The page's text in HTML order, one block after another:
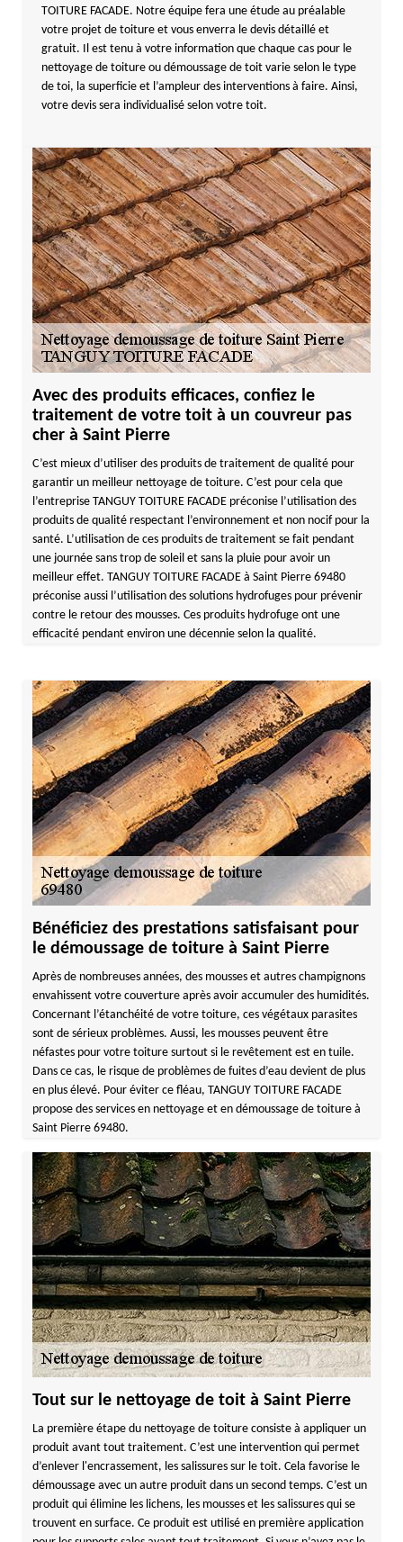
TOITURE FACADE. Notre équipe fera une étude au préalable
votre projet de toiture et vous enverra le devis détaillé et
gratuit. Il est tenu à votre information que chaque cas pour le
nettoyage de toiture ou démoussage de toit varie selon le type
de toi, la superficie et l’ampleur des interventions à faire. Ainsi,
votre devis sera individualisé selon votre toit.
Avec des produits efficaces, confiez le
traitement de votre toit à un couvreur pas
cher à Saint Pierre
C’est mieux d’utiliser des produits de traitement de qualité pour
garantir un meilleur nettoyage de toiture. C’est pour cela que
l’entreprise TANGUY TOITURE FACADE préconise l’utilisation des
produits de qualité respectant l’environnement et non nocif pour la
santé. L’utilisation de ces produits de traitement se fait pendant
une journée sans trop de soleil et sans la pluie pour avoir un
meilleur effet. TANGUY TOITURE FACADE à Saint Pierre 69480
préconise aussi l’utilisation des solutions hydrofuges pour prévenir
contre le retour des mousses. Ces produits hydrofuge ont une
efficacité pendant environ une décennie selon la qualité.
Bénéficiez des prestations satisfaisant pour
le démoussage de toiture à Saint Pierre
Après de nombreuses années, des mousses et autres champignons
envahissent votre couverture après avoir accumuler des humidités.
Concernant l’étanchéité de votre toiture, ces végétaux parasites
sont de sérieux problèmes. Aussi, les mousses peuvent être
néfastes pour votre toiture surtout si le revêtement est en tuile.
Dans ce cas, le risque de problèmes de fuites d’eau devient de plus
en plus élevé. Pour éviter ce fléau, TANGUY TOITURE FACADE
propose des services en nettoyage et en démoussage de toiture à
Saint Pierre 69480.
Tout sur le nettoyage de toit à Saint Pierre
La première étape du nettoyage de toiture consiste à appliquer un
produit avant tout traitement. C’est une intervention qui permet
d’enlever l'encrassement, les salissures sur le toit. Cela favorise le
démoussage avec un autre produit dans un second temps. C’est un
produit qui élimine les lichens, les mousses et les salissures qui se
trouvent en surface. Ce produit est utilisé en première application